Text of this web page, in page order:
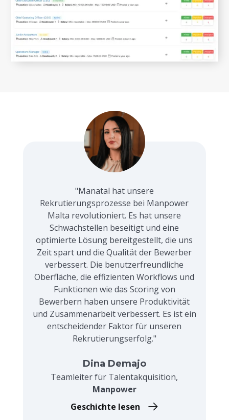
"Manatal hat unsere
Rekrutierungsprozesse bei Manpower
Malta revolutioniert. Es hat unsere
Schwachstellen beseitigt und eine
optimierte Lösung bereitgestellt, die uns
Zeit spart und die Qualität der Bewerber
verbessert. Die benutzerfreundliche
Oberfläche, die effizienten Workflows und
Funktionen wie das Scoring von
Bewerbern haben unsere Produktivität
und Zusammenarbeit verbessert. Es ist ein
entscheidender Faktor für unseren
Rekrutierungserfolg."
Dina Demajo
Teamleiter für Talentakquisition,
Manpower
Geschichte lesen